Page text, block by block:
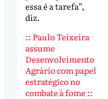
essa é a tarefa”,
diz.
:: Paulo Teixeira
assume
Desenvolvimento
Agrário com papel
estratégico no
combate à fome ::